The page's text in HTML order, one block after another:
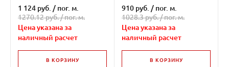
1 124 руб. / пог. м.
1270.12 руб. /пог. м.
Цена указана за
наличный расчет
В КОРЗИНУ
910 руб. / пог. м.
1028.3 руб. /пог. м.
Цена указана за
наличный расчет
В КОРЗИНУ